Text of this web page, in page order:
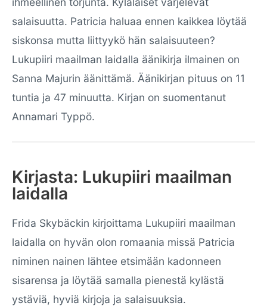
salaisuutta. Patricia haluaa ennen kaikkea löytää
siskonsa mutta liittyykö hän salaisuuteen?
Lukupiiri maailman laidalla äänikirja ilmainen on
Sanna Majurin äänittämä. Äänikirjan pituus on 11
tuntia ja 47 minuutta. Kirjan on suomentanut
Annamari Typpö.
Kirjasta: Lukupiiri maailman
laidalla
Frida Skybäckin kirjoittama Lukupiiri maailman
laidalla on hyvän olon romaania missä Patricia
niminen nainen lähtee etsimään kadonneen
sisarensa ja löytää samalla pienestä kylästä
ystäviä, hyviä kirjoja ja salaisuuksia.